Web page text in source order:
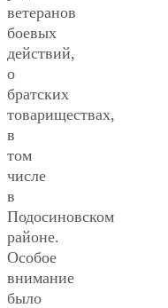
ветеранов
боевых
действий,
о
братских
товариществах,
в
том
числе
в
Подосиновском
районе.
Особое
внимание
было